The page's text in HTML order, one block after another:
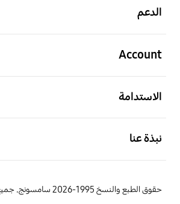
الدعم
Account
الاستدامة
نبذة عنا
حقوق الطبع والنسخ 1995-2026 سامسونج. جميع الحقوق محفوظة.